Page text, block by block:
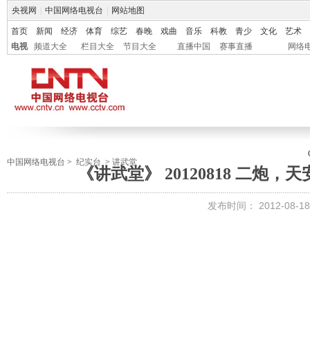
央视网 中国网络电视台 网站地图
首页 新闻 经济 体育 综艺 春晚 戏曲 音乐 科教 青少 文化
艺术
电视
频道大全 栏目大全 节目大全 直播中国 赛事直播 网络
中国网络电视台 > 纪实台 > 讲武堂
《讲武堂》 20120818 二炮，
发布时间： 2012-08-